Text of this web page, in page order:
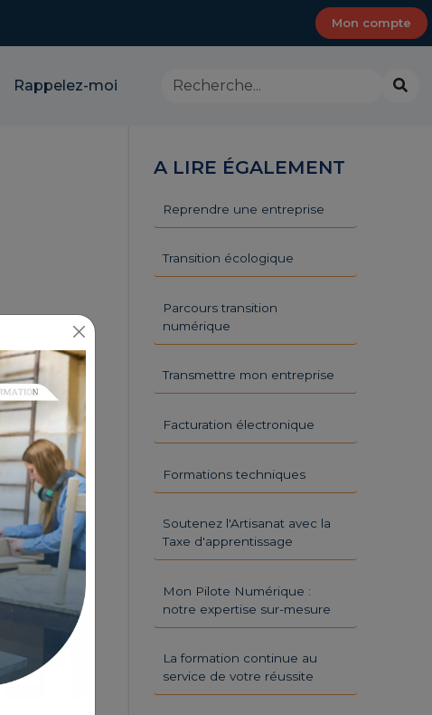
Mon compte
Rappelez-moi
Rechercher
dans
CMA
Alpes-
A LIRE ÉGALEMENT
Reprendre une entreprise
Transition écologique
Parcours transition
numérique
Transmettre mon entreprise
Facturation électronique
Formations techniques
Soutenez l'Artisanat avec la
Taxe d'apprentissage
Mon Pilote Numérique :
notre expertise sur-mesure
La formation continue au
service de votre réussite